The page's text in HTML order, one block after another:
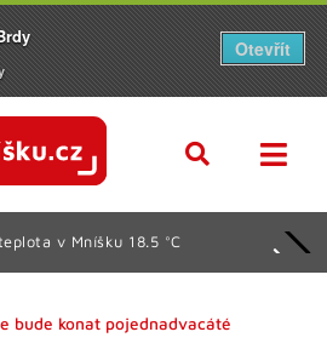
v Mníšku 18.5 °C
bude konat pojednadvacáté
Otevřít